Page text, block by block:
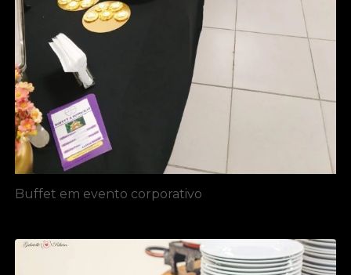
Buffet em evento corporativo